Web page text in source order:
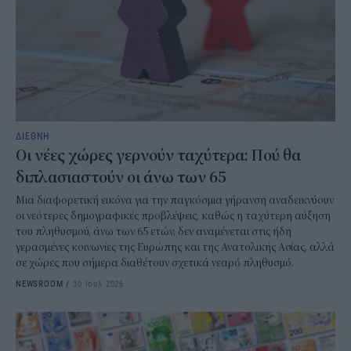
ΔΙΕΘΝΗ
Οι νέες χώρες γερνούν ταχύτερα: Πού θα
διπλασιαστούν οι άνω των 65
Μια διαφορετική εικόνα για την παγκόσμια γήρανση αναδεικνύουν
οι νεότερες δημογραφικές προβλέψεις, καθώς η ταχύτερη αύξηση
του πληθυσμού, άνω των 65 ετών, δεν αναμένεται στις ήδη
γερασμένες κοινωνίες της Ευρώπης και της Ανατολικής Ασίας, αλλά
σε χώρες που σήμερα διαθέτουν σχετικά νεαρό πληθυσμό.
NEWSROOM / 30 Ιουλ 2026